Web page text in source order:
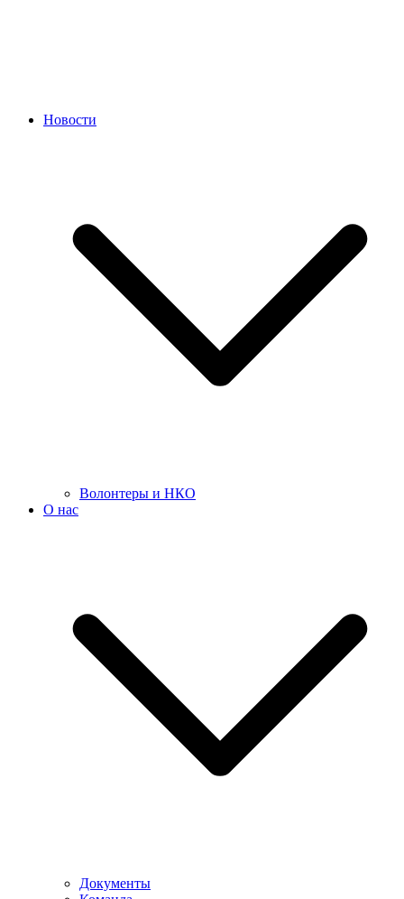
Новости
Волонтеры и НКО
О нас
Документы